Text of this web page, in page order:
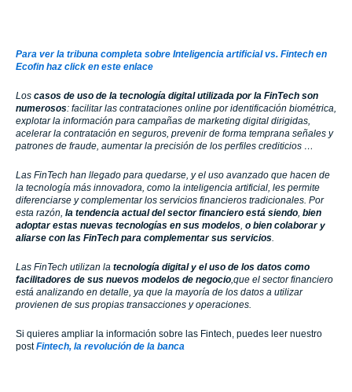
Para ver la tribuna completa sobre Inteligencia artificial vs. Fintech en
Ecofin haz click en este enlace
Los casos de uso de la tecnología digital utilizada por la FinTech son
numerosos: facilitar las contrataciones online por identificación biométrica,
explotar la información para campañas de marketing digital dirigidas,
acelerar la contratación en seguros, prevenir de forma temprana señales y
patrones de fraude, aumentar la precisión de los perfiles crediticios …
Las FinTech han llegado para quedarse, y el uso avanzado que hacen de
la tecnología más innovadora, como la inteligencia artificial, les permite
diferenciarse y complementar los servicios financieros tradicionales. Por
esta razón, la tendencia actual del sector financiero está siendo, bien
adoptar estas nuevas tecnologías en sus modelos, o bien colaborar y
aliarse con las FinTech para complementar sus servicios.
Las FinTech utilizan la tecnología digital y el uso de los datos como
facilitadores de sus nuevos modelos de negocio,que el sector financiero
está analizando en detalle, ya que la mayoría de los datos a utilizar
provienen de sus propias transacciones y operaciones.
Si quieres ampliar la información sobre las Fintech, puedes leer nuestro
postFintech, la revolución de la banca